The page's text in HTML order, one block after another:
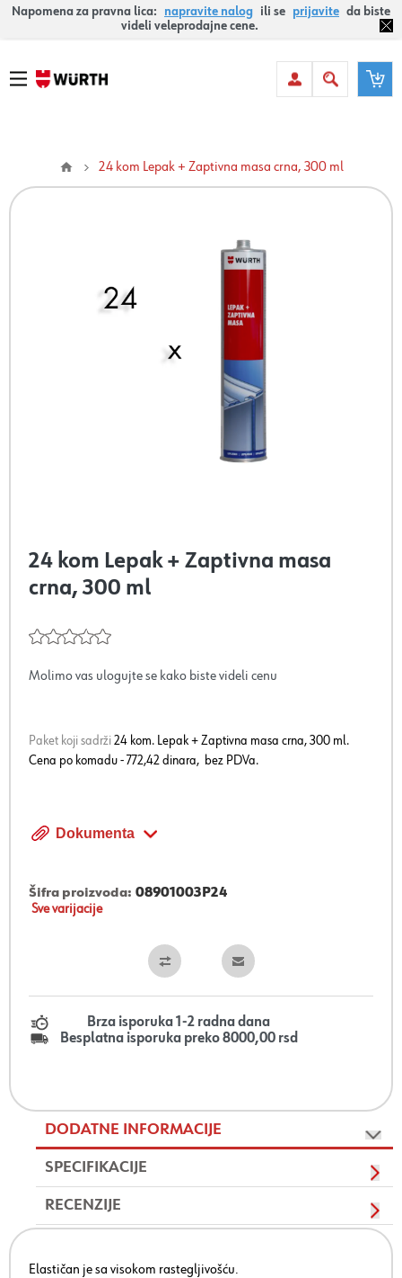
Napomena za pravna lica: napravite nalog ili se prijavite da biste
videli veleprodajne cene.
24 kom Lepak + Zaptivna masa crna, 300 ml
24 kom Lepak + Zaptivna masa
crna, 300 ml
Molimo vas ulogujte se kako biste videli cenu
Paket koji sadrži 24 kom. Lepak + Zaptivna masa crna, 300 ml.
Cena po komadu - 772,42 dinara, bez PDVa.
Dokumenta
Šifra proizvoda: 08901003P24
Sve varijacije
Brza isporuka 1-2 radna dana
Besplatna isporuka preko 8000,00 rsd
DODATNE INFORMACIJE
SPECIFIKACIJE
RECENZIJE
Elastičan je sa visokom rastegljivošću.